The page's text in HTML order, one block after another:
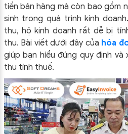
tiền bán hàng mà còn bao gồm
sinh trong quá trình kinh
thu, hộ kinh doanh rất dễ bị
thu. Bài viết dưới đây của hóa
giúp bạn hiểu đúng quy định và
thu tính thuế.